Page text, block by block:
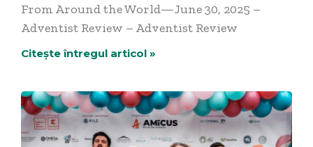
From Around the World—June 30, 2025 –
Adventist Review – Adventist Review
Citește întregul articol »